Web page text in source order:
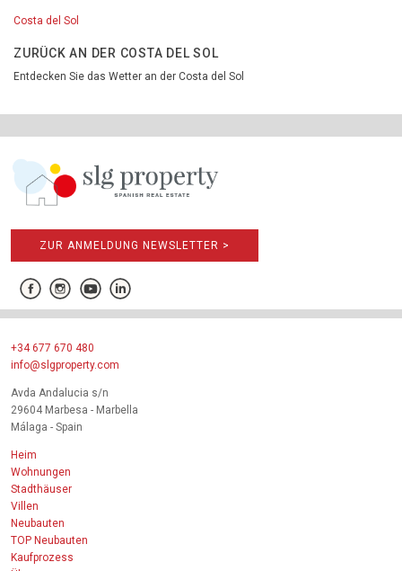
Costa del Sol
ZURÜCK AN DER COSTA DEL SOL
Entdecken Sie das Wetter an der Costa del Sol
ZUR ANMELDUNG NEWSLETTER >
+34 677 670 480
info@slgproperty.com
Avda Andalucia s/n
29604 Marbesa - Marbella
Málaga - Spain
Heim
Wohnungen
Stadthäuser
Villen
Neubauten
TOP Neubauten
Kaufprozess